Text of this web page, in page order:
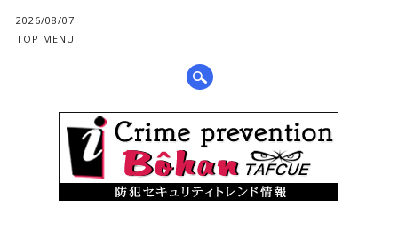
2026/08/07
TOP MENU